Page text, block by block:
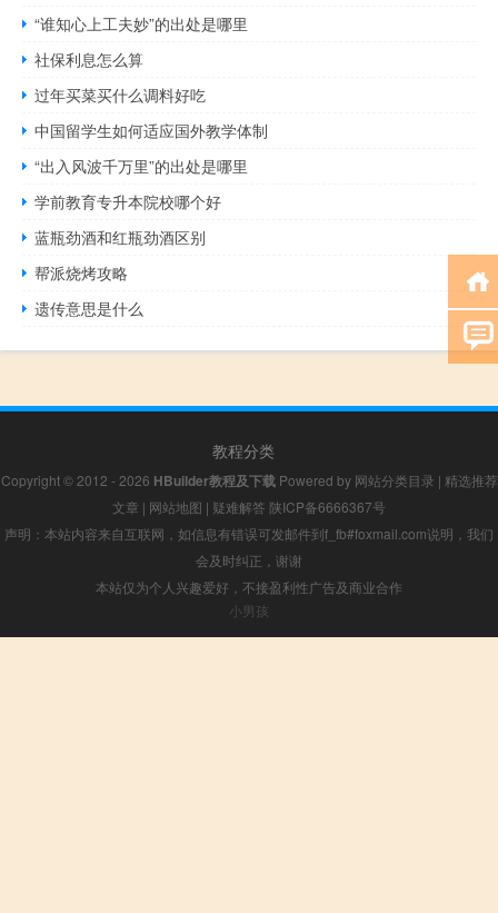
“谁知心上工夫妙”的出处是哪里
社保利息怎么算
过年买菜买什么调料好吃
中国留学生如何适应国外教学体制
“出入风波千万里”的出处是哪里
学前教育专升本院校哪个好
蓝瓶劲酒和红瓶劲酒区别
帮派烧烤攻略
遗传意思是什么
教程分类
Copyright © 2012 - 2026 HBuilder教程及下载Powered by 网站分类目录 | 精选推荐
文章 | 网站地图 | 疑难解答 陕ICP备6666367号
声明：本站内容来自互联网，如信息有错误可发邮件到f_fb#foxmail.com说明，我们
会及时纠正，谢谢
本站仅为个人兴趣爱好，不接盈利性广告及商业合作
小男孩